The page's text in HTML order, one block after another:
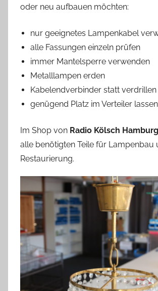
oder neu aufbauen möchten:
nur geeignetes Lampenkabel
alle Fassungen einzeln prüfen
immer Mantelsperre verwenden
Metalllampen erden
Kabelendverbinder statt verdrillen
genügend Platz im Verteiler lassen
Im Shop von Radio Kölsch Hamburg
alle benötigten Teile für Lampenbau
Restaurierung.